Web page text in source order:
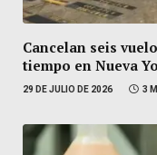
Cancelan seis
tiempo en Nueva
29 DE JULIO DE 2026 3